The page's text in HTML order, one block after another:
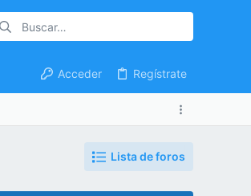
Acceder Regístrate
Lista de foros